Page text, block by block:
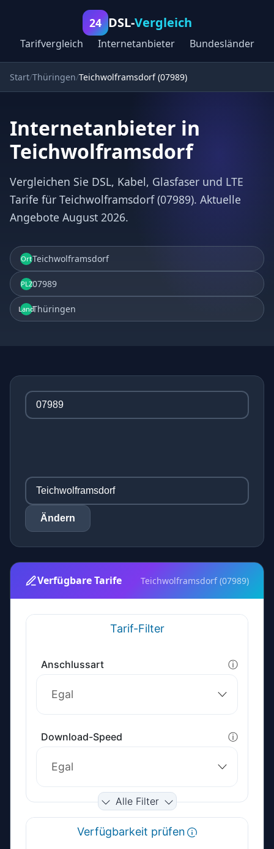
24 DSL-Vergleich
Tarifvergleich Internetanbieter Bundesländer
Start Thüringen Teichwolframsdorf (07989)
Internetanbieter in
Teichwolframsdorf
Vergleichen Sie DSL, Kabel, Glasfaser und LTE
Tarife für Teichwolframsdorf (07989). Aktuelle
Angebote August 2026.
OrtTeichwolframsdorf
PLZ07989
LandThüringen
Ändern
Verfügbare Tarife Teichwolframsdorf (07989)